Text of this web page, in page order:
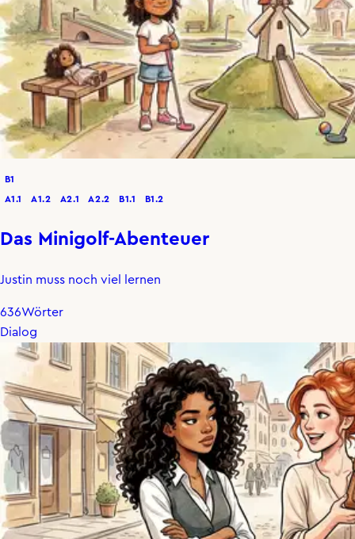
B1
A1.1 A1.2 A2.1 A2.2 B1.1 B1.2
Das Minigolf-Abenteuer
Justin muss noch viel lernen
636Wörter
Dialog